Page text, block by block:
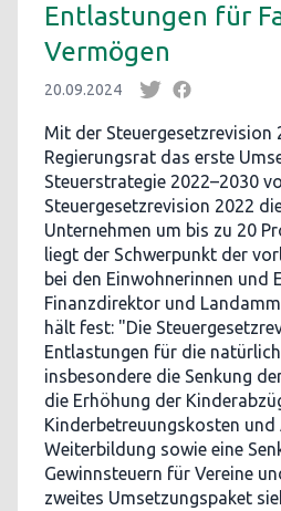
Entlastungen für
Vermögen
20.09.2024
Mit der Steuergesetzrevision
Regierungsrat das erste
Steuerstrategie 2022–2030
Steuergesetzrevision 2022
Unternehmen um bis zu 20
liegt der Schwerpunkt der
bei den Einwohnerinnen und
Finanzdirektor und
hält fest: "Die
Entlastungen für die
insbesondere die Senkung
die Erhöhung der
Kinderbetreuungskosten und
Weiterbildung sowie eine
Gewinnsteuern für Vereine
zweites Umsetzungspaket